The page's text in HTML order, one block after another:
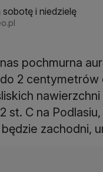
i niedzielę
pochmurna
2
st. C na